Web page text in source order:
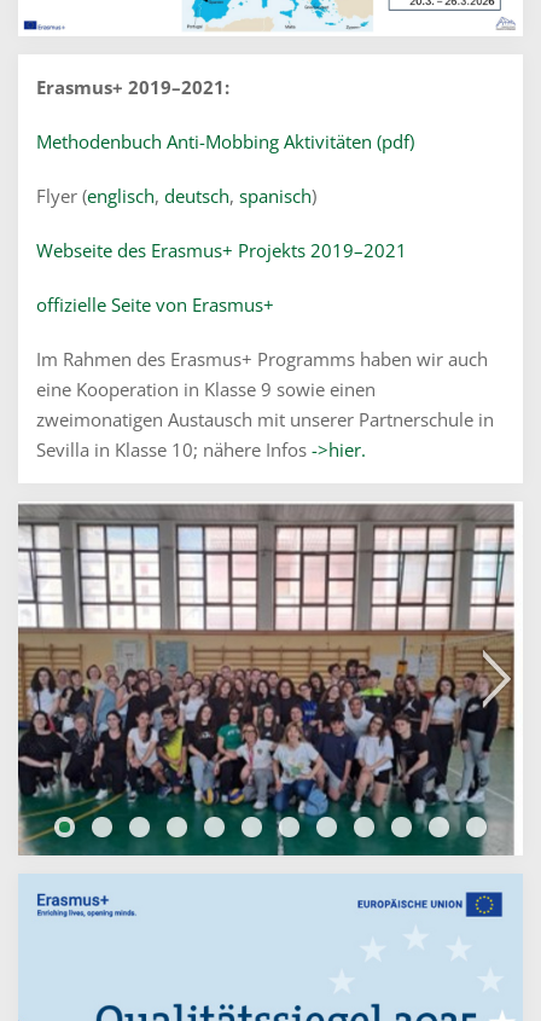
Erasmus+ 2019–2021:
Methodenbuch Anti-Mobbing Aktivitäten (pdf)
Flyer (englisch, deutsch, spanisch)
Webseite des Erasmus+ Projekts 2019–2021
offizielle Seite von Erasmus+
Im Rahmen des Erasmus+ Programms haben wir auch
eine Kooperation in Klasse 9 sowie einen
zweimonatigen Austausch mit unserer Partnerschule in
Sevilla in Klasse 10; nähere Infos ->hier.